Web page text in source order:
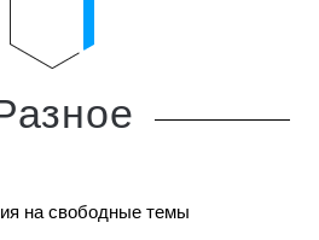
на свободные темы